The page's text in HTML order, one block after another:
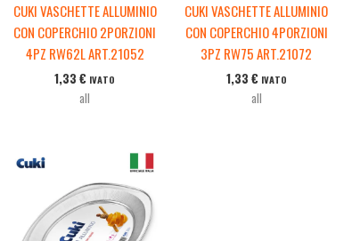
CUKI VASCHETTE ALLUMINIO
CON COPERCHIO 2PORZIONI
4PZ RW62L ART.21052
1,33€ IVATO
all
CUKI VASCHETTE ALLUMINIO
CON COPERCHIO 4PORZIONI
3PZ RW75 ART.21072
1,33 € IVATO
all